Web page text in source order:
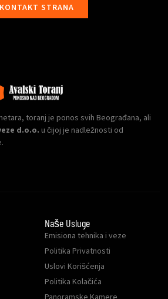
KONTAKT STRANA
toranj je ponos svih Beograđana, ali
d.o.o. u čijoj je nadležnosti od
Naše Usluge
Emisiona tehnika i veze
Politika Privatnosti
Uslovi Korišćenja
Politika Kolačića